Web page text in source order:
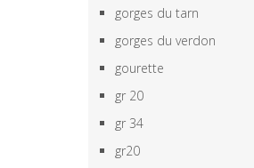
gorges du tarn
gorges du verdon
gourette
gr 20
gr 34
gr20